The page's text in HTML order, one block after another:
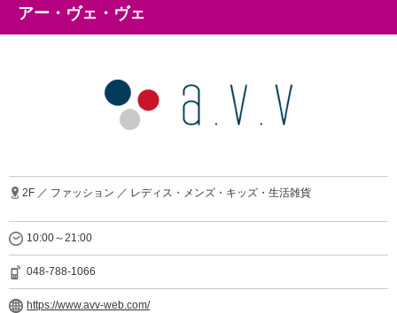
アー・ヴェ・ヴェ
2F ／ ファッション ／ レディス・メンズ・キッズ・生活雑貨
10:00～21:00
048-788-1066
https://www.avv-web.com/